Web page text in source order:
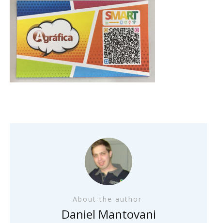
About the author
Daniel Mantovani